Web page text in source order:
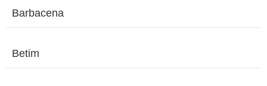
Barbacena
Betim